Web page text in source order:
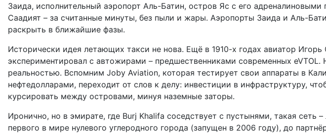
Заида, исполнительный аэропорт Аль-Батин, остров Яс с его
Саадият – за считанные минуты, без пыли и жары. Аэропорты Заида и Аль-
раскрыть в ближайшие фазы.
Исторически идея летающих такси не нова. Ещё в 1910-х годах авиатор
экспериментировал с автожирами – предшественниками современных
реальностью. Вспомним Joby Aviation, которая тестирует свои аппараты в
нефтедолларами, переходит от слов к делу: инвестиции в инфраструктуру,
курсировать между островами, минуя наземные заторы.
Иронично, но в эмирате, где Burj Khalifa соседствует с пустынями, такая
первого в мире нулевого углеродного города (запущен в 2006 году), до